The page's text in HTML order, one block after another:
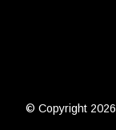
© Copyright 2026